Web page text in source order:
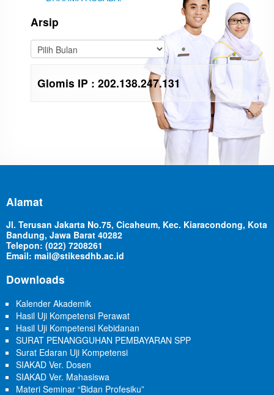
Arsip
Glomis IP : 202.138.247.131
Alamat
Jl. Terusan Jakarta No.75, Cicaheum, Kec. Kiaracondong, Kota
Bandung, Jawa Barat 40282
Telepon: (022) 7208261
Email: mail@stikesdhb.ac.id
Downloads
Kalender Akademik
Hasil Uji Kompetensi Perawat
Hasil Uji Kompetensi Kebidanan
SURAT PENANGGUHAN PEMBAYARAN SPP
Surat Edaran Uji Kompetensi
SIAKAD Ver. Dosen
SIAKAD Ver. Mahasiswa
Materi Seminar “Bidan Profesiku”